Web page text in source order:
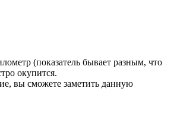
(показатель бывает разным, что
окупится.
вы сможете заметить данную